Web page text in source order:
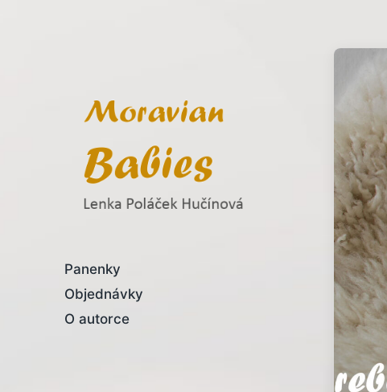
Panenky
Objednávky
O autorce